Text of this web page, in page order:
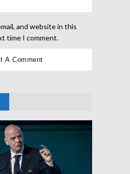
and website in this
time I comment.